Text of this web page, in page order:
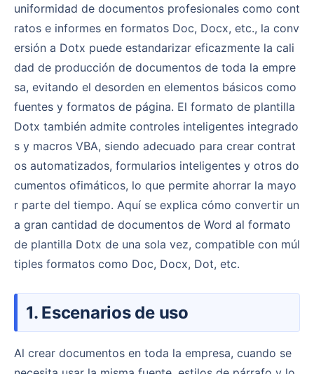
uniformidad de documentos profesionales como cont
ratos e informes en formatos Doc, Docx, etc., la conv
ersión a Dotx puede estandarizar eficazmente la cali
dad de producción de documentos de toda la empre
sa, evitando el desorden en elementos básicos como
fuentes y formatos de página. El formato de plantilla
Dotx también admite controles inteligentes integrado
s y macros VBA, siendo adecuado para crear contrat
os automatizados, formularios inteligentes y otros do
cumentos ofimáticos, lo que permite ahorrar la mayo
r parte del tiempo. Aquí se explica cómo convertir un
a gran cantidad de documentos de Word al formato
de plantilla Dotx de una sola vez, compatible con múl
tiples formatos como Doc, Docx, Dot, etc.
1. Escenarios de uso
Al crear documentos en toda la empresa, cuando se